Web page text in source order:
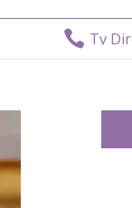
Tv Directo: